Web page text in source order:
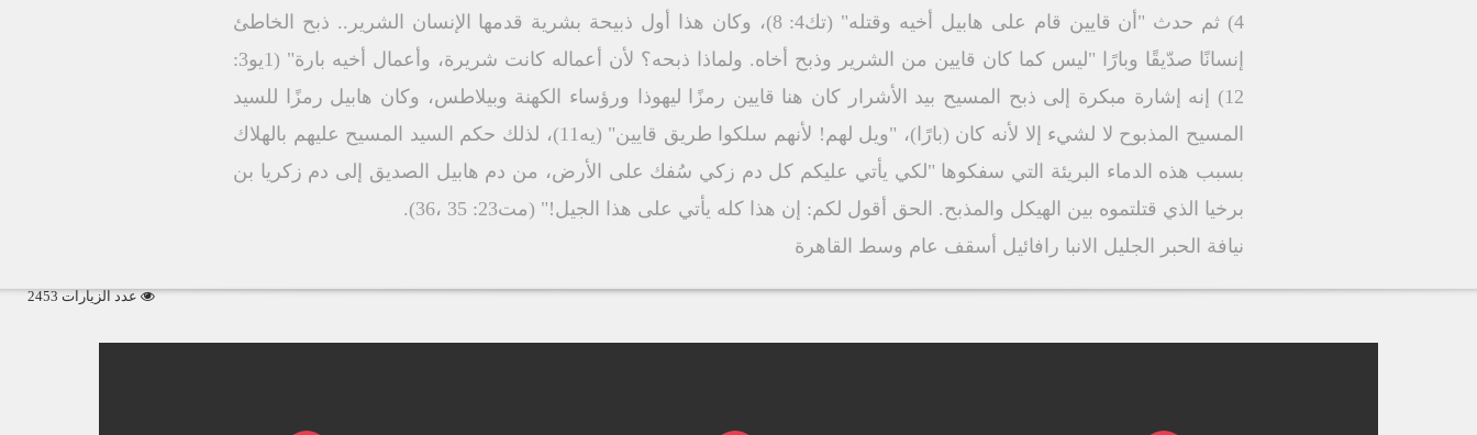
4) ثم حدث "أن قايين قام على هابيل أخيه وقتله" (تك4: 8)، وكان هذا أول ذبيحة بشرية قدمها الإنسان الشرير.. ذبح الخاطئ
إنسانًا صدّيقًا وبارًا "ليس كما كان قايين من الشرير وذبح أخاه. ولماذا ذبحه؟ لأن أعماله كانت شريرة، وأعمال أخيه بارة" (1يو3:
12) إنه إشارة مبكرة إلى ذبح المسيح بيد الأشرار كان هنا قايين رمزًا ليهوذا ورؤساء الكهنة وبيلاطس، وكان هابيل رمزًا للسيد
المسيح المذبوح لا لشيء إلا لأنه كان (بارًا)، "ويل لهم! لأنهم سلكوا طريق قايين" (يه11)، لذلك حكم السيد المسيح عليهم بالهلاك
بسبب هذه الدماء البريئة التي سفكوها "لكي يأتي عليكم كل دم زكي سُفك على الأرض، من دم هابيل الصديق إلى دم زكريا بن
برخيا الذي قتلتموه بين الهيكل والمذبح. الحق أقول لكم: إن هذا كله يأتي على هذا الجيل!" (مت23: 35 ،36).
نيافة الحبر الجليل الانبا رافائيل أسقف عام وسط القاهرة
عدد الزيارات 2453